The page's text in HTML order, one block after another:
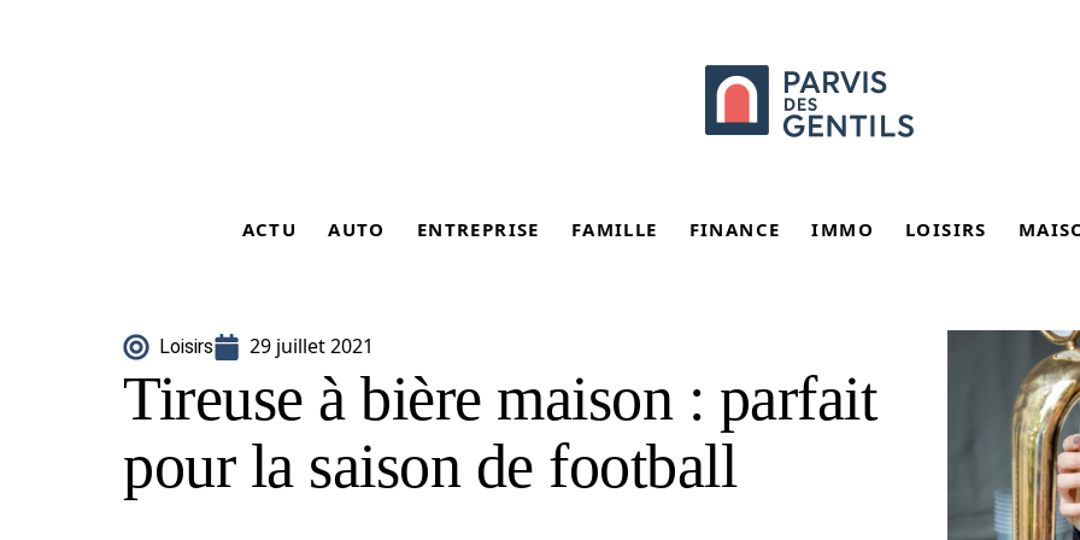
ACTU AUTO ENTREPRISE FAMILLE FINANCE IMMO LOISIRS
Loisirs 29 juillet 2021
Tireuse à bière maison : parfait
pour la saison de football